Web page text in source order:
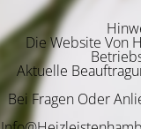
Die Website Von
Aktuelle
Bei Fragen Oder